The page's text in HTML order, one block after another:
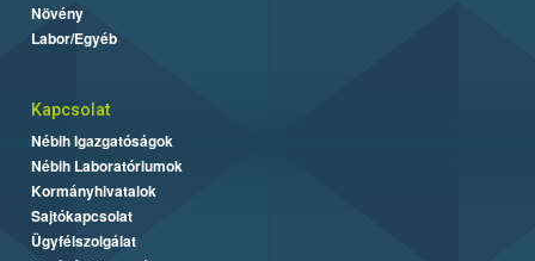
Növény
Labor/Egyéb
Kapcsolat
Nébih Igazgatóságok
Nébih Laboratóriumok
Kormányhivatalok
Sajtókapcsolat
Ügyfélszolgálat